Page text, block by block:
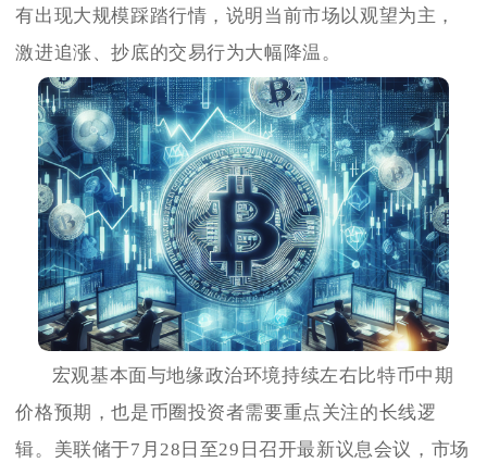
有出现大规模踩踏行情，说明当前市场以观望为主，
激进追涨、抄底的交易行为大幅降温。
宏观基本面与地缘政治环境持续左右比特币中期
价格预期，也是币圈投资者需要重点关注的长线逻
辑。美联储于7月28日至29日召开最新议息会议，市场